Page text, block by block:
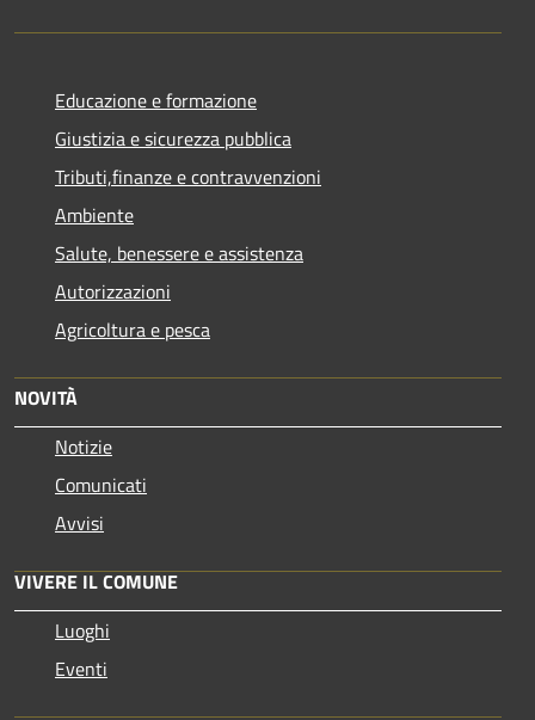
Educazione e formazione
Giustizia e sicurezza pubblica
Tributi,finanze e contravvenzioni
Ambiente
Salute, benessere e assistenza
Autorizzazioni
Agricoltura e pesca
NOVITÀ
Notizie
Comunicati
Avvisi
VIVERE IL COMUNE
Luoghi
Eventi